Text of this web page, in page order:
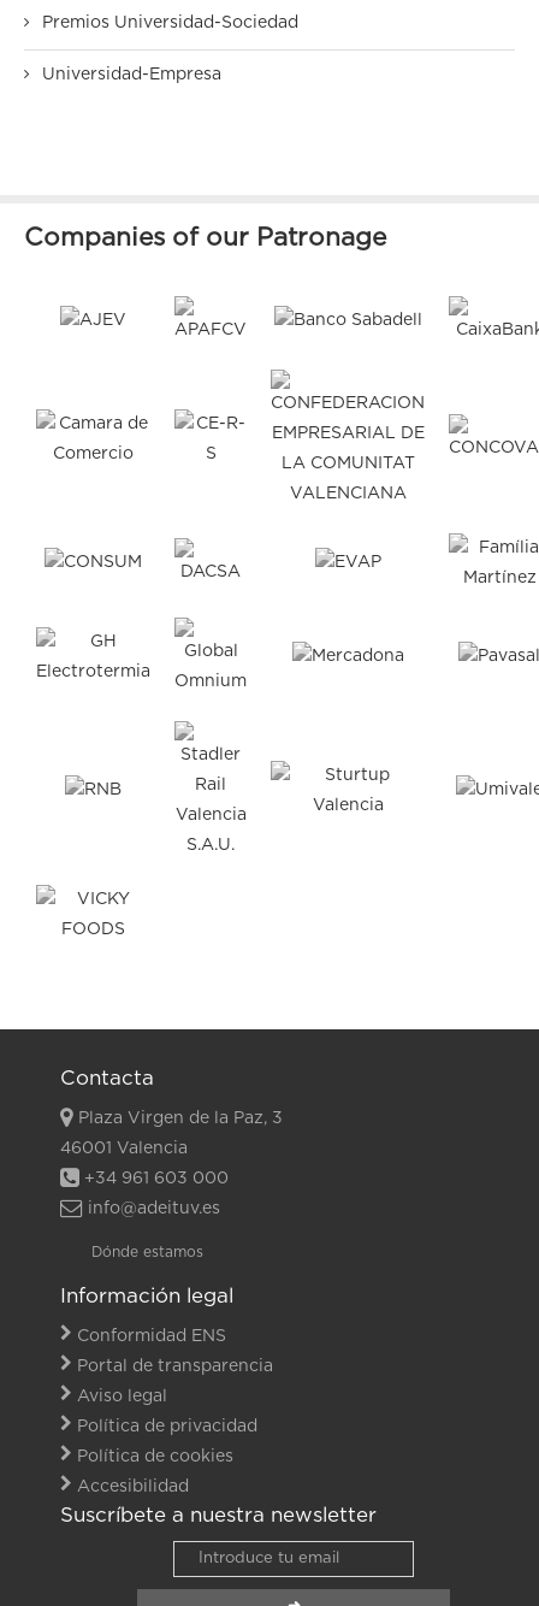
Premios Universidad-Sociedad
Universidad-Empresa
Companies of our Patronage
Contacta
Plaza Virgen de la Paz, 3
46001 Valencia
+34 961 603 000
info@adeituv.es
Dónde estamos
Información legal
Conformidad ENS
Portal de transparencia
Aviso legal
Política de privacidad
Política de cookies
Accesibilidad
Suscríbete a nuestra newsletter